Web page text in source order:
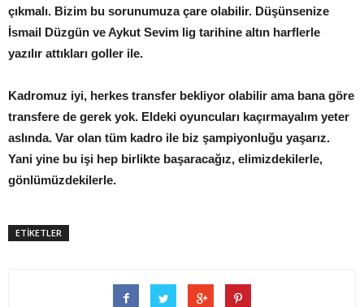
çıkmalı. Bizim bu sorunumuza çare olabilir. Düşünsenize
İsmail Düzgün ve Aykut Sevim lig tarihine altın harflerle
yazılır attıkları goller ile.
Kadromuz iyi, herkes transfer bekliyor olabilir ama bana göre
transfere de gerek yok. Eldeki oyuncuları kaçırmayalım yeter
aslında. Var olan tüm kadro ile biz şampiyonluğu yaşarız.
Yani yine bu işi hep birlikte başaracağız, elimizdekilerle,
gönlümüzdekilerle.
ETİKETLER